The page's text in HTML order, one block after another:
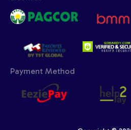
Payment Method